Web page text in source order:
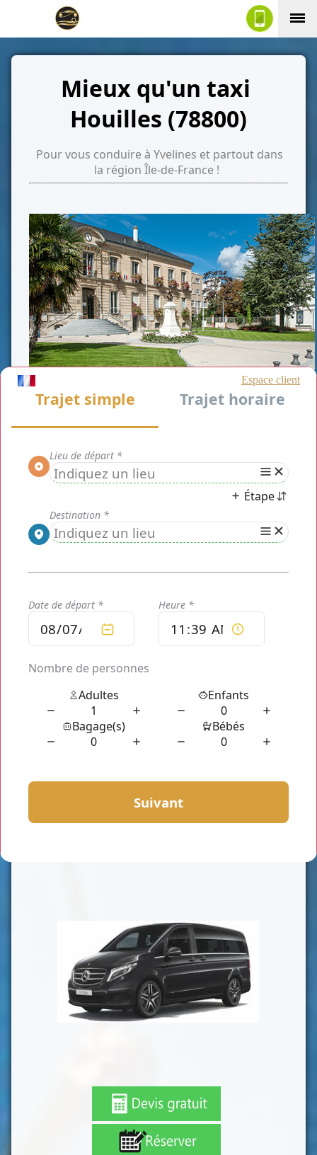
Mieux qu'un taxi
Houilles (78800)
Pour vous conduire à Yvelines et partout dans
la région Île-de-France !
CLASSE AFFAIRE